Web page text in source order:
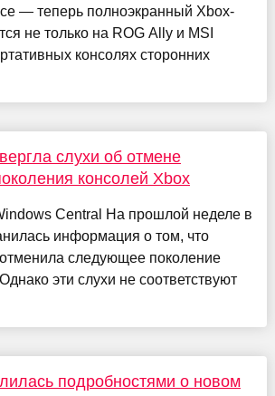
— теперь полноэкранный Xbox-
не только на ROG Ally и MSI
консолях сторонних
слухи об отмене
консолей Xbox
Central На прошлой неделе в
информация о том, что
следующее поколение
эти слухи не соответствуют
подробностями о новом